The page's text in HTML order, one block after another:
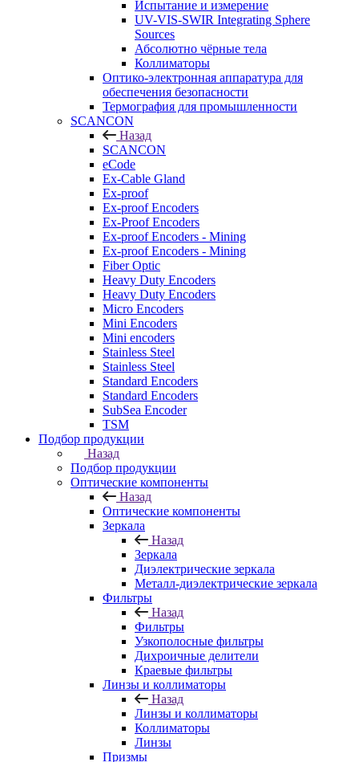
Испытание и измерение
UV-VIS-SWIR Integrating Sphere
Sources
Абсолютно чёрные тела
Коллиматоры
Оптико-электронная аппаратура для
обеспечения безопасности
Термография для промышленности
SCANCON
Назад
SCANCON
eCode
Ex-Cable Gland
Ex-proof
Ex-proof Encoders
Ex-Proof Encoders
Ex-proof Encoders - Mining
Ex-proof Encoders - Mining
Fiber Optic
Heavy Duty Encoders
Heavy Duty Encoders
Micro Encoders
Mini Encoders
Mini encoders
Stainless Steel
Stainless Steel
Standard Encoders
Standard Encoders
SubSea Encoder
TSM
Подбор продукции
Назад
Подбор продукции
Оптические компоненты
Назад
Оптические компоненты
Зеркала
Назад
Зеркала
Диэлектрические зеркала
Металл-диэлектрические зеркала
Фильтры
Назад
Фильтры
Узкополосные фильтры
Дихроичные делители
Краевые фильтры
Линзы и коллиматоры
Назад
Линзы и коллиматоры
Коллиматоры
Линзы
Призмы